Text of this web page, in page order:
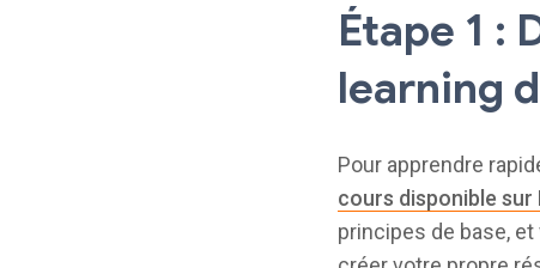
Étape 1 :
learning
Pour apprendre
cours disponible sur
principes de base,